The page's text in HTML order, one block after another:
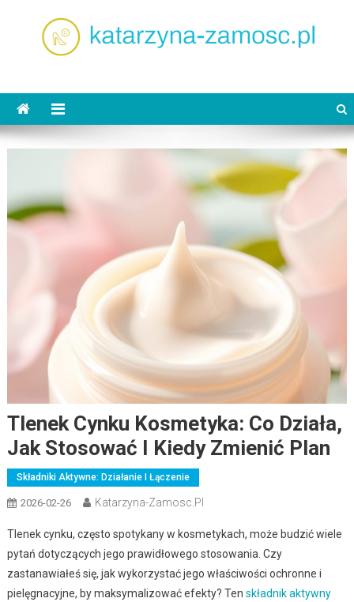
Tlenek Cynku Kosmetyka: Co Działa,
Jak Stosować I Kiedy Zmienić Plan
Składniki Aktywne: Działanie I Łączenie
2026-02-26 Katarzyna-Zamosc.pl
Tlenek cynku, często spotykany w kosmetykach, może budzić wiele
pytań dotyczących jego prawidłowego stosowania. Czy
zastanawiałeś się, jak wykorzystać jego właściwości ochronne i
pielęgnacyjne, by maksymalizować efekty? Ten składnik aktywny